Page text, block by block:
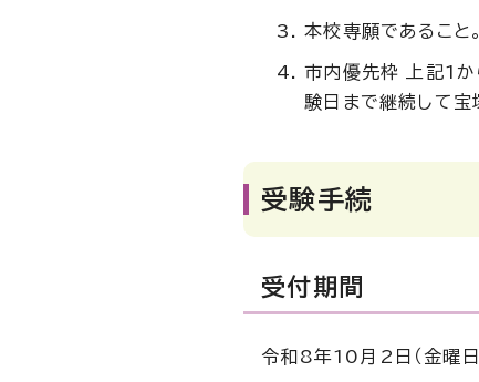
本校専願であること。
市内優先枠 上記1
験日まで継続して宝
受験手続
受付期間
令和8年10月2日（金曜